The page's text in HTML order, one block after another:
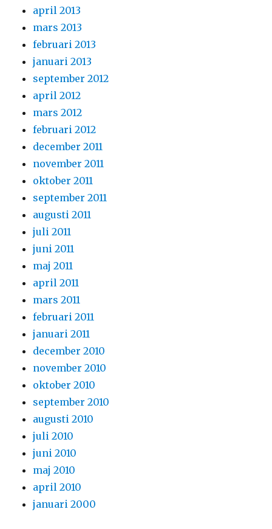
april 2013
mars 2013
februari 2013
januari 2013
september 2012
april 2012
mars 2012
februari 2012
december 2011
november 2011
oktober 2011
september 2011
augusti 2011
juli 2011
juni 2011
maj 2011
april 2011
mars 2011
februari 2011
januari 2011
december 2010
november 2010
oktober 2010
september 2010
augusti 2010
juli 2010
juni 2010
maj 2010
april 2010
januari 2000